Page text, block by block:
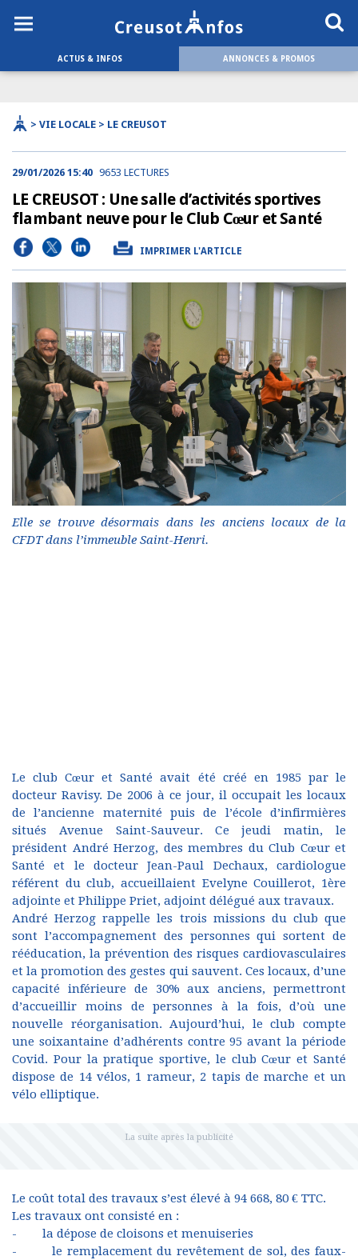
ACTUS & INFOS ANNONCES & PROMOS
> VIE LOCALE > LE CREUSOT
29/01/2026 15:40 9653 LECTURES
LE CREUSOT : Une salle d’activités sportives
flambant neuve pour le Club Cœur et Santé
IMPRIMER L'ARTICLE
Elle se trouve désormais dans les anciens locaux de la
CFDT dans l’immeuble Saint-Henri.
Le club Cœur et Santé avait été créé en 1985 par le
docteur Ravisy. De 2006 à ce jour, il occupait les locaux
de l’ancienne maternité puis de l’école d’infirmières
situés Avenue Saint-Sauveur. Ce jeudi matin, le
président André Herzog, des membres du Club Cœur et
Santé et le docteur Jean-Paul Dechaux, cardiologue
référent du club, accueillaient Evelyne Couillerot, 1ère
adjointe et Philippe Priet, adjoint délégué aux travaux.
André Herzog rappelle les trois missions du club que
sont l’accompagnement des personnes qui sortent de
rééducation, la prévention des risques cardiovasculaires
et la promotion des gestes qui sauvent. Ces locaux, d’une
capacité inférieure de 30% aux anciens, permettront
d’accueillir moins de personnes à la fois, d’où une
nouvelle réorganisation. Aujourd’hui, le club compte
une soixantaine d’adhérents contre 95 avant la période
Covid. Pour la pratique sportive, le club Cœur et Santé
dispose de 14 vélos, 1 rameur, 2 tapis de marche et un
vélo elliptique.
Le coût total des travaux s’est élevé à 94 668, 80 € TTC.
Les travaux ont consisté en :
- la dépose de cloisons et menuiseries
- le remplacement du revêtement de sol, des faux-